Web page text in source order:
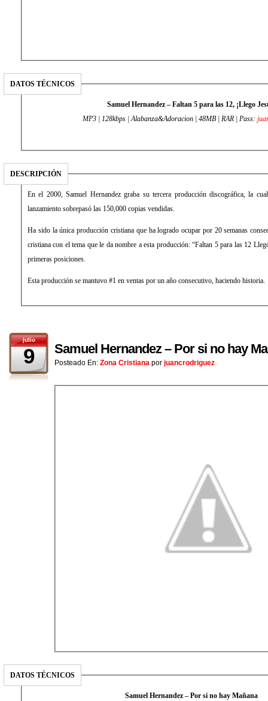
DATOS TÉCNICOS
Samuel Hernandez – Faltan 5 para las 12, ¡Llego
MP3 | 128kbps | Alabanza&Adoracion | 48MB | RAR | Pass:
DESCRIPCIÓN
En el 2000, Samuel Hernandez graba su tercera producción discográfica, la
lanzamiento sobrepasó las 150,000 copias vendidas.
Ha sido la única producción cristiana que ha logrado ocupar por 20 semanas
cristiana con el tema que le da nombre a esta producción: “Faltan 5 para las 12
primeras posiciones.
Esta producción se mantuvo #1 en ventas por un año consecutivo, haciendo historia.
julio
9 Samuel Hernandez – Por si no hay
Posteado En: Zona Cristiana por juancrodriguez
DATOS TÉCNICOS
Samuel Hernandez – Por si no hay Mañana